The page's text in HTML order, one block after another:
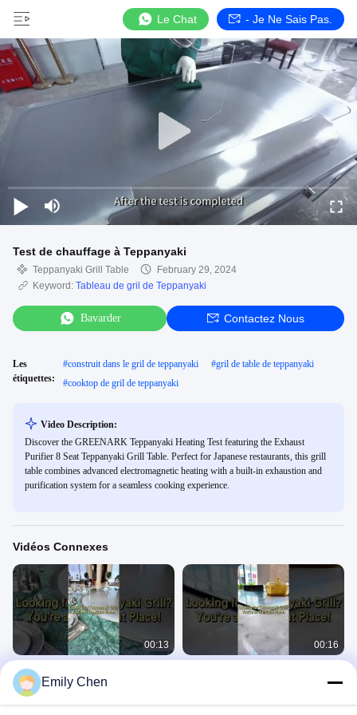
Le Chat - Je Ne Sais Pas.
Test de chauffage à Teppanyaki
Teppanyaki Grill Table
February 29, 2024
Keyword: Tableau de gril de Teppanyaki
Bavarder Contactez Nous
Les
étiquettes:
#construit dans le gril de teppanyaki #gril de table de teppanyaki
#cooktop de gril de teppanyaki
Video Description:
Discover the GREENARK Teppanyaki Heating Test featuring the Exhaust
Purifier 8 Seat Teppanyaki Grill Table. Perfect for Japanese restaurants, this grill
table combines advanced electromagnetic heating with a built-in exhaustion and
purification system for a seamless cooking experience.
Vidéos Connexes
00:13
Présentez un superbe grill
Teppanyaki
Teppanyaki Grill Table
00:16
Emily Chen